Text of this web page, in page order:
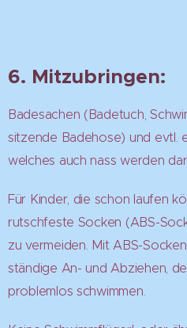
6. Mitzubringen:
Badesachen (Badetuch,
sitzende Badehose) und evtl.
welches auch nass werden
Für Kinder, die schon laufen
rutschfeste Socken (ABS-
zu vermeiden. Mit ABS-
ständige An- und Abziehen,
problemlos schwimmen.